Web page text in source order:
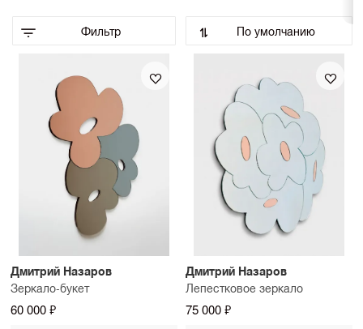
Фильтр По умолчанию
По возрастанию цены
По убыванию цены
Сначала показать новинки
Дмитрий Назаров
Зеркало-букет
60 000 ₽
Дмитрий Назаров
Лепестковое зеркало
75 000 ₽